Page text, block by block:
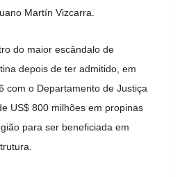
Martín Vizcarra.
do maior escândalo de
depois de ter admitido, em
com o Departamento de Justiça
US$ 800 milhões em propinas
para ser beneficiada em